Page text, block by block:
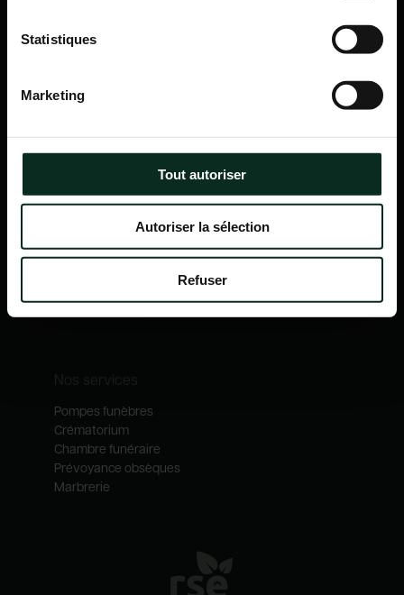
Statistiques
Marketing
Tout autoriser
Autoriser la sélection
Refuser
Accueil
Nos services
Pompes funèbres
Crématorium
Chambre funéraire
Prévoyance obsèques
Marbrerie